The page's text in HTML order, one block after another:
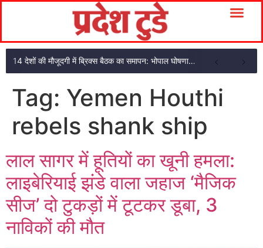
14 देशों की मौजूदगी में ब्रिक्स बैठक का समापन: भोपाल घोषणा पत्र अपनाया
Tag: Yemen Houthi
rebels shank ship
लाल सागर में हूतियों का खूनी हमला:
लाइबेरियाई झंडे वाला जहाज ‘मैजिक
सीज’ दो टुकड़ों में टूटकर डूबा, 3
नाविकों की मौत